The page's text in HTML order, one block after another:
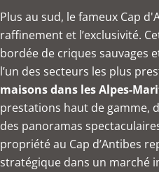
Plus au sud, le fameux Cap
raffinement et l’exclusivité.
bordée de criques sauvages
l’un des secteurs les plus
maisons dans les Alpes-
prestations haut de gamme,
des panoramas
propriété au Cap d’Antibes
stratégique dans un marché